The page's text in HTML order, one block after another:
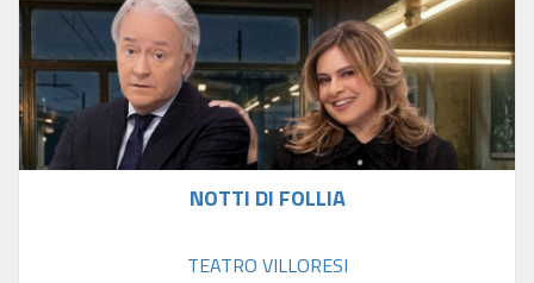
NOTTI DI FOLLIA
TEATRO VILLORESI